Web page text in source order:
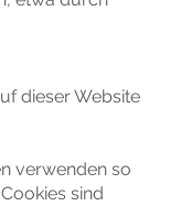
dieser Website
verwenden so
sind